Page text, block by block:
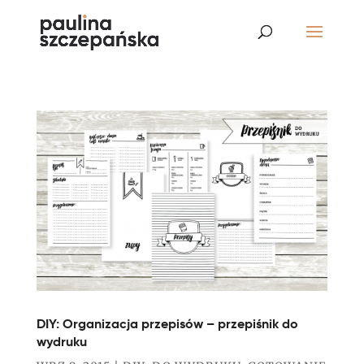
DIY: Organizacja przepisów – przepiśnik do
wydruku